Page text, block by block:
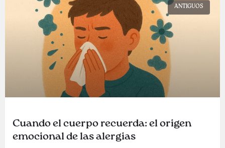
ANTIGUOS
Cuando el cuerpo recuerda: el origen
emocional de las alergias